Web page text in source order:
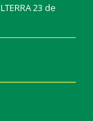
23 de